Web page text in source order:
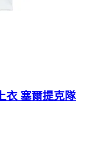
衣 塞爾提克隊